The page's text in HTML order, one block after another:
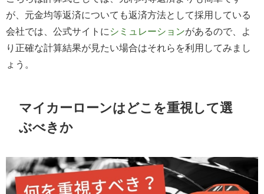
が、元金均等返済についても返済方法として採用している
会社では、公式サイトに シミュレーションがあるので、よ
り正確な計算結果が見たい場合はそれらを利用してみまし
ょう。
マイカーローンはどこを重視して選
ぶべきか